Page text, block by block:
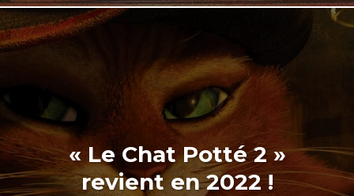
« Le Chat Potté 2 »
revient en 2022 !